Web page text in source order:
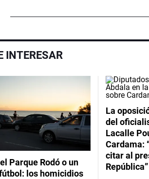
INTERESAR
Parque Rodó o un
los homicidios
La
del
Lacalle
Cardama:
citar al
República”